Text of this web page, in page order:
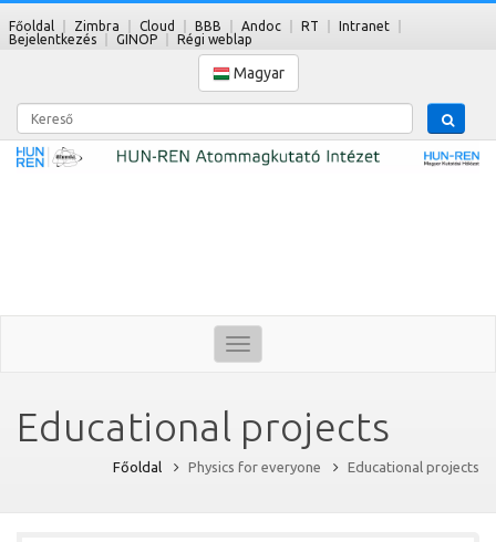
Főoldal Zimbra Cloud BBB Andoc RT
Intranet
Bejelentkezés
GINOP Régi weblap
Magyar
Kereső
Toggle
navigation
Educational projects
Főoldal Physics for everyone Educational projects